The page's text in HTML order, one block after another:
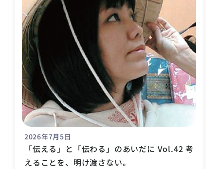
2026年7月5日
「伝える」と「伝わる」のあいだに Vol.42 考
えることを、明け渡さない。